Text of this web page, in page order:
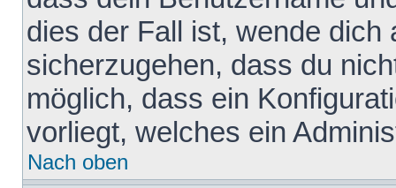
dies der Fall ist, wende dich
sicherzugehen, dass du
möglich, dass ein
vorliegt, welches ein
Nach oben